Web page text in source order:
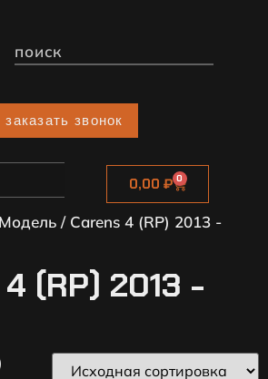
заказать звонок
0,00 ₽ 0
/ Carens 4 (RP) 2013 -
4 (RP) 2013 -